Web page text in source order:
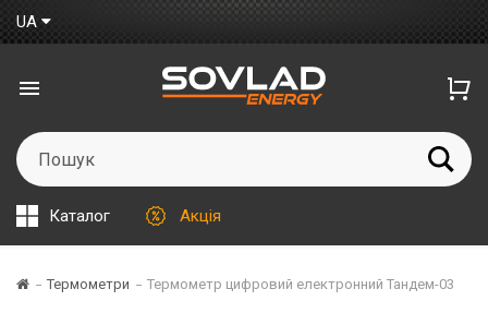
UA
Каталог Акція
Термометри Термометр цифровий електронний Тандем-03